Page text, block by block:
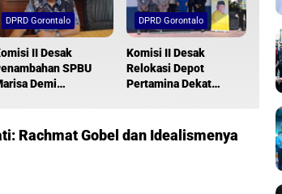
DPRD Gorontalo
II Desak
SPBU
Demi
DPRD Gorontalo
Komisi II Desak
Relokasi Depot
Pertamina Dekat
Rachmat Gobel dan Idealismenya